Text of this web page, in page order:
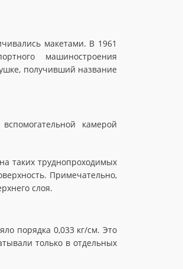
макетами. В 1961
машиностроения
получивший название
камерой
таких труднопроходимых
Примечательно,
слоя.
порядка 0,033 кг/см. Это
только в отдельных